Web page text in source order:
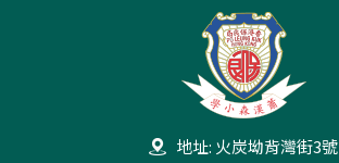
地址: 火炭坳背灣街3號